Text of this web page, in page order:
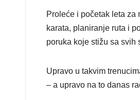
Proleće i početak leta
karata, planiranje ruta i
poruka koje stižu sa svih
Upravo u takvim
– a upravo na to danas